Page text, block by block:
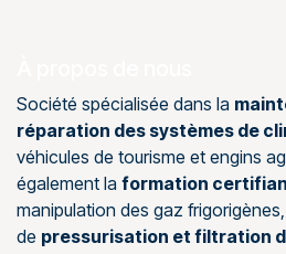
Société spécialisée dans la
réparation des systèmes de
véhicules de tourisme et engins
également la formation
manipulation des gaz
de pressurisation et filtration